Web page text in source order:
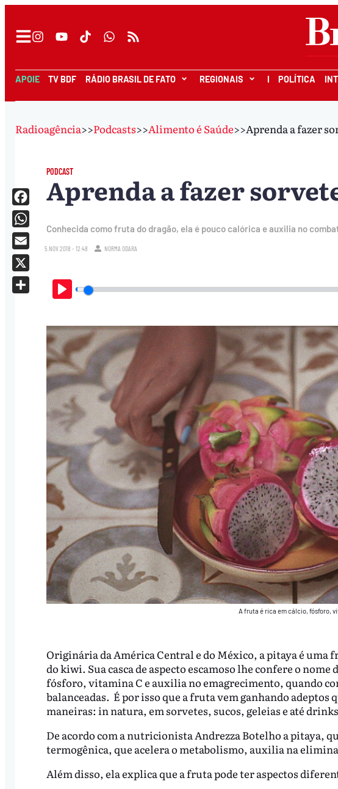
APOIE TV BDF RÁDIO BRASIL DE FATO REGIONAIS I POLÍTICA
Radioagência>>Podcasts>>Alimento é Saúde>>Aprenda a fazer
PODCAST
Aprenda a fazer
Conhecida como fruta do dragão, ela é pouco calórica e auxilia no
5.NOV.2018 - 12:48 NORMA ODARA
Play
A fruta é rica em cálcio, fósforo,
Originária da América Central e do México, a pitaya é uma
do kiwi. Sua casca de aspecto escamoso lhe confere o
fósforo, vitamina C e auxilia no emagrecimento, quando
balanceadas. É por isso que a fruta vem ganhando adeptos
maneiras: in natura, em sorvetes, sucos, geleias e até
De acordo com a nutricionista Andrezza Botelho a pitaya,
termogênica, que acelera o metabolismo, auxilia na
Além disso, ela explica que a fruta pode ter aspectos
Facebook
WhatsApp
Email
X